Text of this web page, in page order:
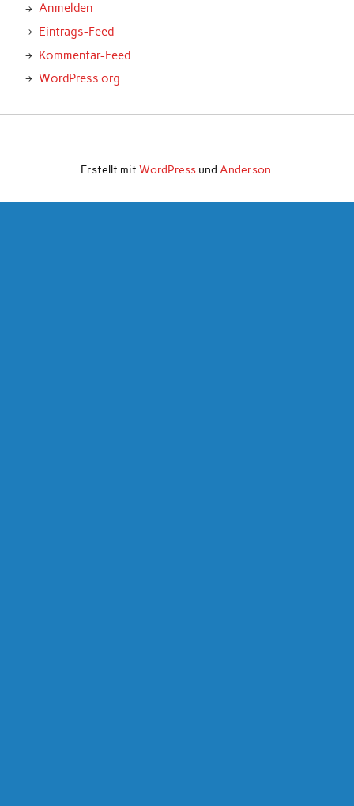
Anmelden
Eintrags-Feed
Kommentar-Feed
WordPress.org
Erstellt mit WordPressund Anderson